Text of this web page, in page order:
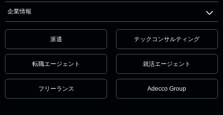
企業情報
派遣 テックコンサルティング
転職エージェント 就活エージェント
フリーランス Adecco Group